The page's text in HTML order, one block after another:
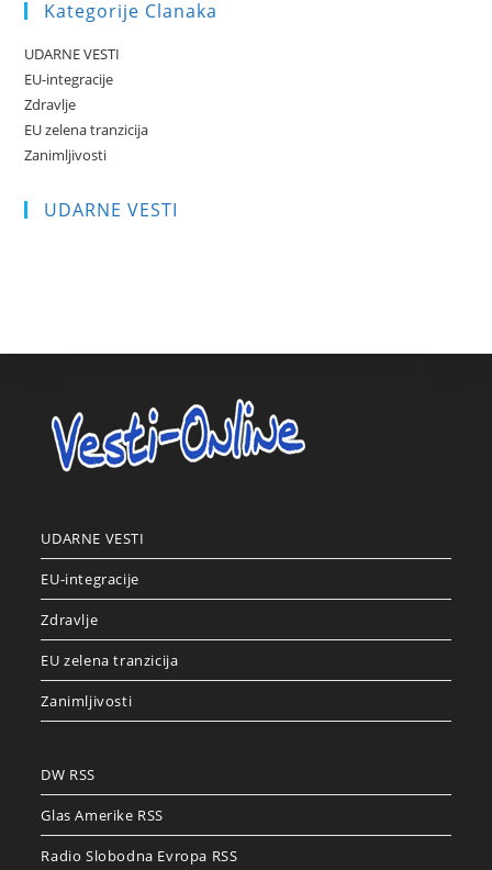
Kategorije Clanaka
UDARNE VESTI
EU-integracije
Zdravlje
EU zelena tranzicija
Zanimljivosti
UDARNE VESTI
UDARNE VESTI
EU-integracije
Zdravlje
EU zelena tranzicija
Zanimljivosti
DW RSS
Glas Amerike RSS
Radio Slobodna Evropa RSS